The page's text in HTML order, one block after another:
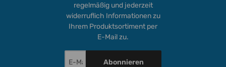
regelmäßig und jederzeit
widerruflich Informationen zu
Ihrem Produktsortiment per
E-Mail zu.
Abonnieren